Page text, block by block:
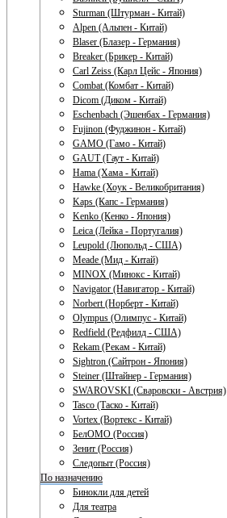
Sturman (Штурман - Китай)
Alpen (Альпен - Китай)
Blaser (Блазер - Германия)
Breaker (Брикер - Китай)
Carl Zeiss (Карл Цейс - Япония)
Combat (Комбат - Китай)
Dicom (Диком - Китай)
Eschenbach (Эшенбах - Германия)
Fujinon (Фуджинон - Китай)
GAMO (Гамо - Китай)
GAUT (Гаут - Китай)
Hama (Хама - Китай)
Hawke (Хоук - Великобритания)
Kaps (Капс - Германия)
Kenko (Кенко - Япония)
Leica (Лейка - Португалия)
Leupold (Люпольд - США)
Meade (Мид - Китай)
MINOX (Минокс - Китай)
Navigator (Навигатор - Китай)
Norbert (Норберт - Китай)
Olympus (Олимпус - Китай)
Redfield (Редфилд - США)
Rekam (Рекам - Китай)
Sightron (Сайтрон - Япония)
Steiner (Штайнер - Германия)
SWAROVSKI (Сваровски - Австрия)
Tasco (Таско - Китай)
Vortex (Вортекс - Китай)
БелОМО (Россия)
Зенит (Россия)
Следопыт (Россия)
По назначению
Бинокли для детей
Для театра